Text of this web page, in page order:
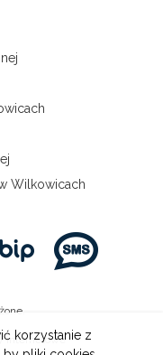
Wilkowicach
internetowe
korzystanie z